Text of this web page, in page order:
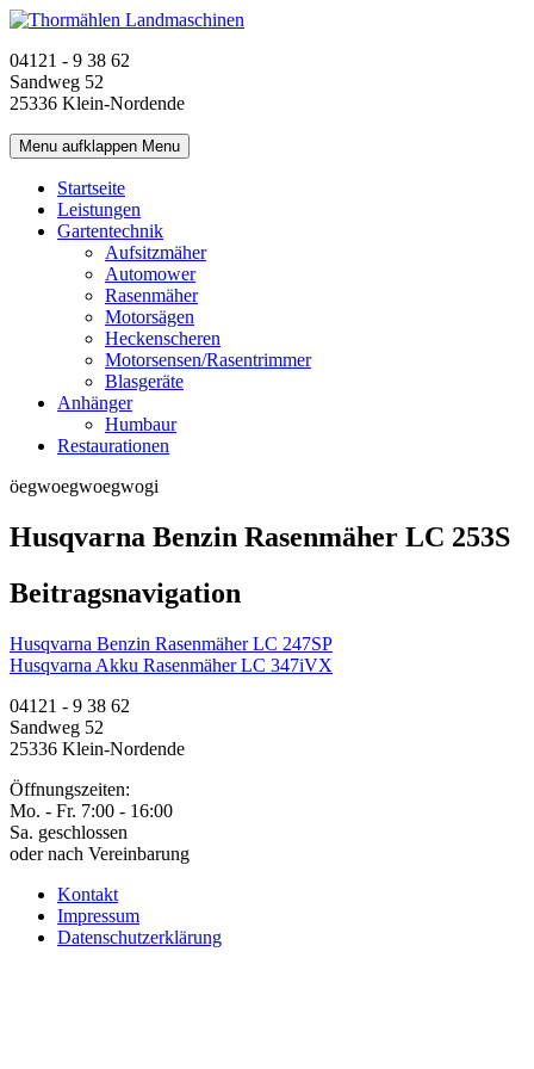
04121 - 9 38 62
Sandweg 52
25336 Klein-Nordende
Menu aufklappen Menu
Startseite
Leistungen
Gartentechnik
Aufsitzmäher
Automower
Rasenmäher
Motorsägen
Heckenscheren
Motorsensen/Rasentrimmer
Blasgeräte
Anhänger
Humbaur
Restaurationen
öegwoegwoegwogi
Husqvarna Benzin Rasenmäher LC 253S
Beitragsnavigation
Husqvarna Benzin Rasenmäher LC 247SP
Husqvarna Akku Rasenmäher LC 347iVX
04121 - 9 38 62
Sandweg 52
25336 Klein-Nordende
Öffnungszeiten:
Mo. - Fr. 7:00 - 16:00
Sa. geschlossen
oder nach Vereinbarung
Kontakt
Impressum
Datenschutzerklärung